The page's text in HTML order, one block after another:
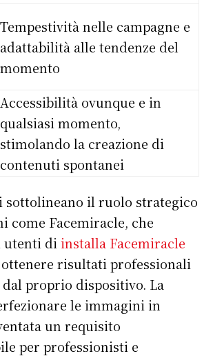
Tempestività nelle campagne e
adattabilità alle tendenze del
momento
Accessibilità ovunque e in
qualsiasi momento,
stimolando la creazione di
contenuti spontanei
sottolineano il ruolo strategico
come Facemiracle, che
utenti di installa Facemiracle
ottenere risultati professionali
proprio dispositivo. La
le immagini in
un requisito
per professionisti e